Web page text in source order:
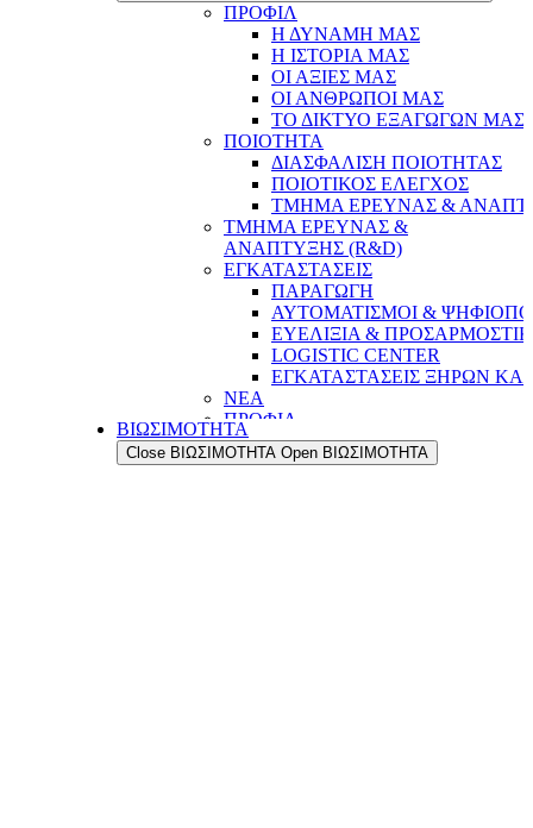
ΠΡΟΦΙΛ
Η ΔΥΝΑΜΗ ΜΑΣ
Η ΙΣΤΟΡΙΑ ΜΑΣ
ΟΙ ΑΞΙΕΣ ΜΑΣ
ΟΙ ΑΝΘΡΩΠΟΙ ΜΑΣ
ΤΟ ΔΙΚΤΥΟ ΕΞΑΓΩΓΩΝ ΜΑΣ
ΠΟΙΟΤΗΤΑ
ΔΙΑΣΦΑΛΙΣΗ ΠΟΙΟΤΗΤΑΣ
ΠΟΙΟΤΙΚΟΣ ΕΛΕΓΧΟΣ
ΤΜΗΜΑ ΕΡΕΥΝΑΣ &
ΤΜΗΜΑ ΕΡΕΥΝΑΣ &
ΑΝΑΠΤΥΞΗΣ (R&D)
ΕΓΚΑΤΑΣΤΑΣΕΙΣ
ΠΑΡΑΓΩΓΗ
ΑΥΤΟΜΑΤΙΣΜΟΙ &
ΕΥΕΛΙΞΙΑ &
LOGISTIC CENTER
ΕΓΚΑΤΑΣΤΑΣΕΙΣ ΞΗΡΩΝ
ΝΕΑ
ΠΡΟΦΙΛ
Η ΔΥΝΑΜΗ ΜΑΣ
Η ΙΣΤΟΡΙΑ ΜΑΣ
ΒΙΩΣΙΜΟΤΗΤΑ
Close ΒΙΩΣΙΜΟΤΗΤΑ Open ΒΙΩΣΙΜΟΤΗΤΑ